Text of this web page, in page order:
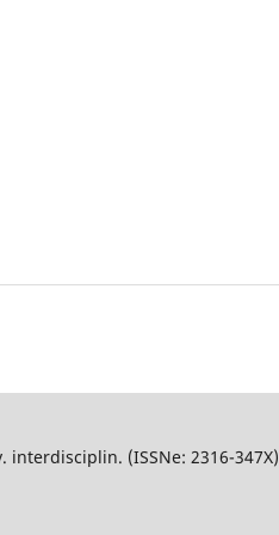
interdisciplin. (ISSNe: 2316-347X)